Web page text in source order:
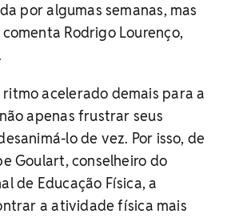
por algumas semanas, mas
Rodrigo Lourenço,
acelerado demais para a
apenas frustrar seus
lo de vez. Por isso, de
Goulart, conselheiro do
de Educação Física, a
a atividade física mais